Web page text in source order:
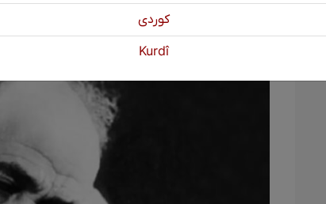
ew hunermendên di cîhana Ereb
كوردی
Kurdî